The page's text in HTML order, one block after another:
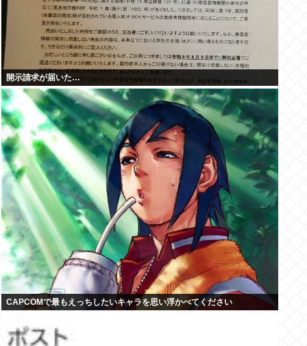
開示請求が届いた…
CAPCOMで最もえっちしたいキャラを思い浮かべてください